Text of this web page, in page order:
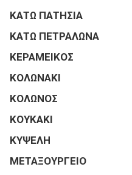
ΚΑΤΩ ΠΑΤΗΣΙΑ
ΚΑΤΩ ΠΕΤΡΑΛΩΝΑ
ΚΕΡΑΜΕΙΚΟΣ
ΚΟΛΩΝΑΚΙ
ΚΟΛΩΝΟΣ
ΚΟΥΚΑΚΙ
ΚΥΨΕΛΗ
ΜΕΤΑΞΟΥΡΓΕΙΟ